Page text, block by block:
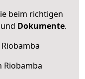
beim richtigen
und Dokumente.
Riobamba